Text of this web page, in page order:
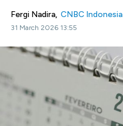
Fergi Nadira, CNBC Indonesia
31 March 2026 13:55